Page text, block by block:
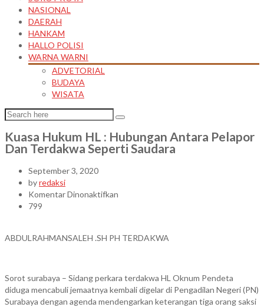
NASIONAL
DAERAH
HANKAM
HALLO POLISI
WARNA WARNI
ADVETORIAL
BUDAYA
WISATA
Kuasa Hukum HL : Hubungan Antara Pelapor
Dan Terdakwa Seperti Saudara
September 3, 2020
byredaksi
Komentar Dinonaktifkan
:
Pelapor
Dan
Terdakwa
799
ABDULRAHMANSALEH .SH PH TERDAKWA
Sorot surabaya – Sidang perkara terdakwa HL Oknum Pendeta
diduga mencabuli jemaatnya kembali digelar di Pengadilan Negeri (PN)
Surabaya dengan agenda mendengarkan keterangan tiga orang saksi